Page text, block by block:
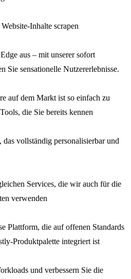
Inhalte scrapen
aus – mit unserer sofort
Sie sensationelle Nutzererlebnisse.
auf dem Markt ist so einfach zu
die Sie bereits kennen
vollständig personalisierbar und
Services, die wir auch für die
verwenden
Plattform, die auf offenen Standards
Produktpalette integriert ist
und verbessern Sie die